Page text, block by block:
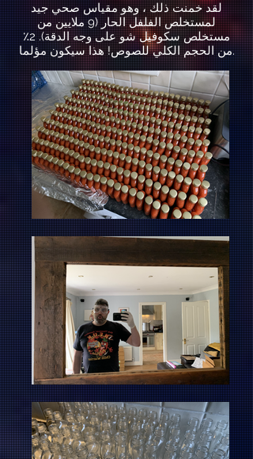
لقد خمنت ذلك ، وهو مقياس صحي جيد
لمستخلص الفلفل الحار (9 ملايين من
مستخلص سكوفيل شو على وجه الدقة). 2٪
من الحجم الكلي للصوص! هذا سيكون مؤلما.